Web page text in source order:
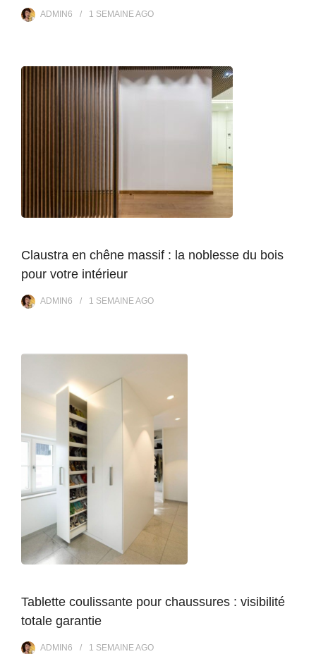
ADMIN6 1 SEMAINEAGO
Claustra en chêne massif : la noblesse du bois
pour votre intérieur
ADMIN6 1 SEMAINEAGO
Tablette coulissante pour chaussures : visibilité
totale garantie
ADMIN6 1 SEMAINEAGO